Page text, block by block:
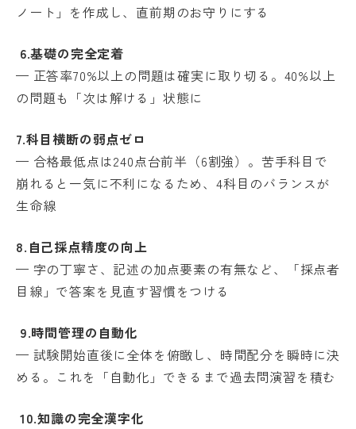
ノート」を作成し、直前期のお守りにする
6.基礎の完全定着
— 正答率70%以上の問題は確実に取り切る。40%以上
の問題も「次は解ける」状態に
7.科目横断の弱点ゼロ
— 合格最低点は240点台前半（6割強）。苦手科目で
崩れると一気に不利になるため、4科目のバランスが
生命線
8. 自己採点精度の向上
— 字の丁寧さ、記述の加点要素の有無など、「採点者
目線」で答案を見直す習慣をつける
9.時間管理の自動化
— 試験開始直後に全体を俯瞰し、時間配分を瞬時に決
める。これを「自動化」できるまで過去問演習を積む
10.知識の完全漢字化